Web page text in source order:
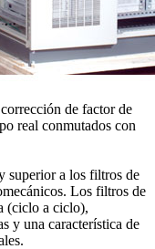
de factor de
real conmutados con
superior a los filtros de
Los filtros de
(ciclo a ciclo),
y una característica de